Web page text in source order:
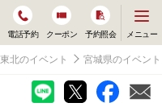
電話予約 クーポン 予約照会
ニ
ー
開
く
メニュー
東北のイベント 宮城県のイベント